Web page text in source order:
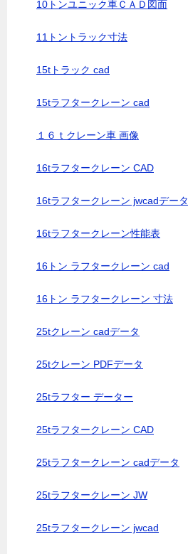
10トンユニック車ＣＡＤ図面
11トントラック寸法
15tトラック cad
15tラフタークレーン cad
１６ｔクレーン車 画像
16tラフタークレーン CAD
16tラフタークレーン jwcadデータ
16tラフタークレーン性能表
16トン ラフタークレーン cad
16トン ラフタークレーン 寸法
25tクレーン cadデータ
25tクレーン PDFデータ
25tラフター データー
25tラフタークレーン CAD
25tラフタークレーン cadデータ
25tラフタークレーン JW
25tラフタークレーン jwcad